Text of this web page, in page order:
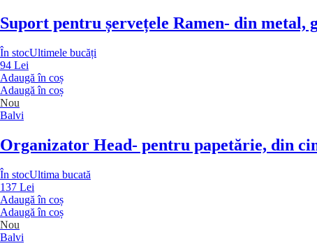
Suport pentru șervețele Ramen- din metal,
În stocUltimele bucăți
94 Lei
Adaugă în coș
Adaugă în coș
Nou
Balvi
Organizator Head- pentru papetărie, din
În stocUltima bucată
137 Lei
Adaugă în coș
Adaugă în coș
Nou
Balvi